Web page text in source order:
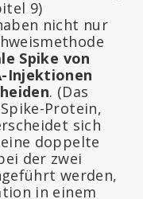
9)
nicht nur
Spike von
Injektionen
. (Das
Protein,
sich
doppelte
der zwei
werden,
in einem